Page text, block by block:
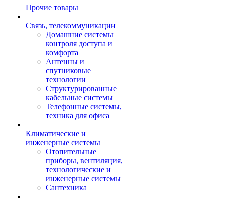
Прочие товары
Связь, телекоммуникации
Домашние системы
контроля доступа и
комфорта
Антенны и
спутниковые
технологии
Структурированные
кабельные системы
Телефонные системы,
техника для офиса
Климатические и
инженерные системы
Отопительные
приборы, вентиляция,
технологические и
инженерные системы
Сантехника